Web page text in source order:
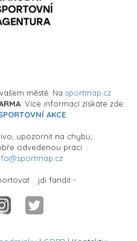
městě. Na sportmap.cz
. Více informací získáte zde:
AKCE
upozornit na chybu,
odvedenou práci ..
.. jdi fandit -